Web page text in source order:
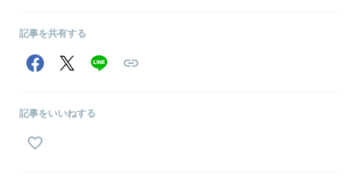
記事を共有する
記事をいいねする